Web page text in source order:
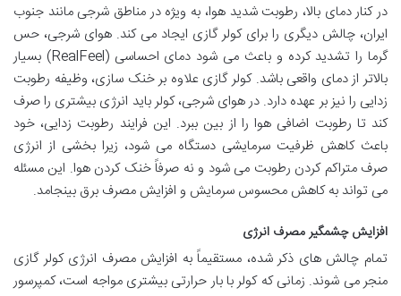
در کنار دمای بالا، رطوبت شدید هوا، به ویژه در مناطق شرجی مانند جنوب
ایران، چالش دیگری را برای کولر گازی ایجاد می کند. هوای شرجی، حس
گرما را تشدید کرده و باعث می شود دمای احساسی (RealFeel) بسیار
بالاتر از دمای واقعی باشد. کولر گازی علاوه بر خنک سازی، وظیفه رطوبت
زدایی را نیز بر عهده دارد. در هوای شرجی، کولر باید انرژی بیشتری را صرف
کند تا رطوبت اضافی هوا را از بین ببرد. این فرایند رطوبت زدایی، خود
باعث کاهش ظرفیت سرمایشی دستگاه می شود، زیرا بخشی از انرژی
صرف متراکم کردن رطوبت می شود و نه صرفاً خنک کردن هوا. این مسئله
می تواند به کاهش محسوس سرمایش و افزایش مصرف برق بینجامد.
افزایش چشمگیر مصرف انرژی
تمام چالش های ذکر شده، مستقیماً به افزایش مصرف انرژی کولر گازی
منجر می شوند. زمانی که کولر با بار حرارتی بیشتری مواجه است، کمپرسور